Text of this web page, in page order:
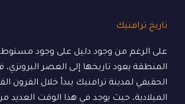
تاريخ ترافنيك
على الرغم من وجود دليل على وجود
المنطقة يعود تاريخها إلى العصر البرونزي،
الحقيقي لمدينة ترافنيك يبدأ خلال القرون
الميلادية، حيث يوجد في هذا الوقت العديد